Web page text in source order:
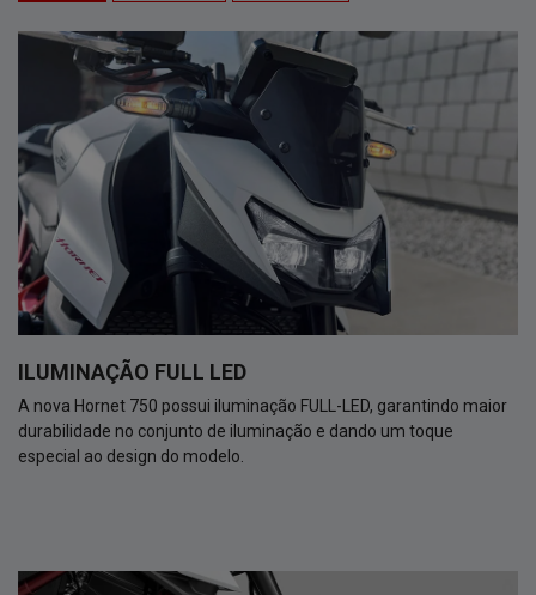
ILUMINAÇÃO FULL LED
A nova Hornet 750 possui iluminação FULL-LED, garantindo maior
durabilidade no conjunto de iluminação e dando um toque
especial ao design do modelo.